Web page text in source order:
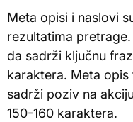
Meta opisi i naslovi
rezultatima
da sadrži ključnu
karaktera. Meta
sadrži poziv na
150-160 karaktera.